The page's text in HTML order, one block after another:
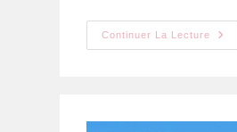
Continuer La Lecture